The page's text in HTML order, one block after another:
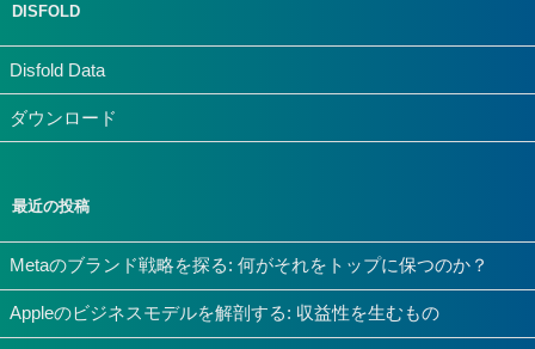
DISFOLD
Disfold Data
ダウンロード
最近の投稿
Metaのブランド戦略を探る: 何がそれをトップに保つのか？
Appleのビジネスモデルを解剖する: 収益性を生むもの